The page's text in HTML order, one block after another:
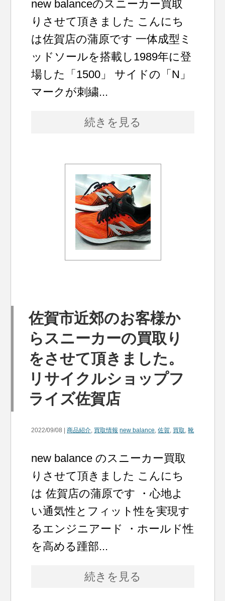
new balanceのスニーカー買取
りさせて頂きました こんにち
は佐賀店の蒲原です 一体成型ミ
ッドソールを搭載し1989年に登
場した「1500」 サイドの「N」
マークが刺繍...
続きを見る
佐賀市近郊のお客様か
らスニーカーの買取り
をさせて頂きました。
リサイクルショップフ
ライズ佐賀店
2022/09/08 |商品紹介, 買取情報 new balance,佐賀, 買取,靴
new balance のスニーカー買取
りさせて頂きました こんにち
は 佐賀店の蒲原です ・心地よ
い通気性とフィット性を実現す
るエンジニアード ・ホールド性
を高める踵部...
続きを見る